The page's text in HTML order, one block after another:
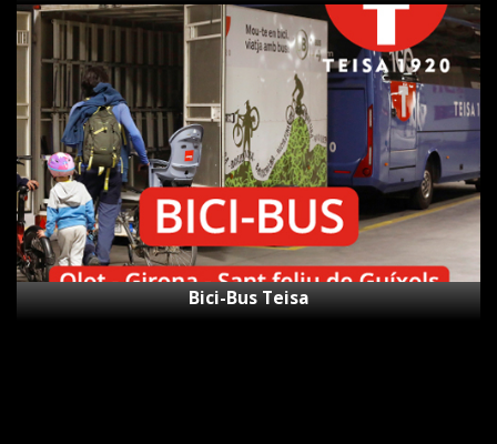
Bici-
Bus
Teisa
Bici-Bus Teisa